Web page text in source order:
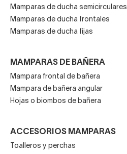
Mamparas de ducha semicirculares
Mamparas de ducha frontales
Mamparas de ducha fijas
MAMPARAS DE BAÑERA
Mampara frontal de bañera
Mampara de bañera angular
Hojas o biombos de bañera
ACCESORIOS MAMPARAS
Toalleros y perchas